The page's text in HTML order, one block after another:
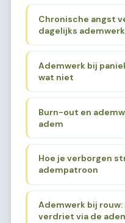
Chronische angst
dagelijks ademwerk
Ademwerk bij
wat niet
Burn-out en
adem
Hoe je verborgen
adempatroon
Ademwerk bij
verdriet via de